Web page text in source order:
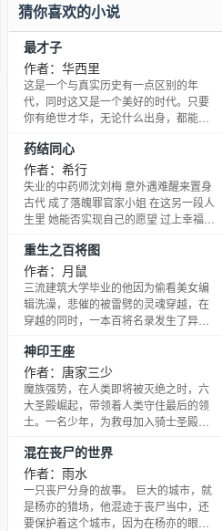
断肢可以短时间重新生长，鹰的视力可
以看到10公里外的老鼠，变色龙的皮肤
可以变幻颜色，而有的生物可以冬眠，
几十年几百年不吃东西…… 这些生物的
特殊能力，都是他的天赋！
猜你喜欢的小说
最才子
作者：华西里
这是一个与真实历史有一点区别的年
代，同时这又是一个美好的时代。只要
你有绝世才华，无论什么出身，都能依
现代人，有着超越古人几百年的知识积
累，和对历史的先知先绝，自然多智近
于妖。 唐诗、宋词、八大家散文，让主
角登上这个时代的文化颠峰。至于八股
时文，科场仕进，不过是主角闲着无聊
略微有些不同的大明朝，写的就是这么
一个在现代普通到不能再普
药结同心
作者：希行
失业的中药师沈刘梅 意外遇难醒来置身
古代 成了落魄罪官家小姐 在这另一段人
生里 她能否实现自己的愿望 过上幸福美
重生之百将图
作者：月鼠
三流建筑大学毕业的他因为偷看美女编
辑洗澡，悲催的被雷劈的灵魂穿越，在
穿越的同时，一本百将名录发生了异
球上一百名名将的能力，开始了自己波
澜壮阔的异界之行。 青鸾枪神赵云，雷
神小霸王李元霸，杀神白起，一个个璀
璨的名字 伴随着那霸业千秋，永久的在
这片异界大陆上流传，哪怕过去千年，
戟，三双金银锏，四对盖世名锤，五架
神兵车，六张赫赫名弓，
神印王座
作者：唐家三少
魔族强势，在人类即将被灭绝之时，六
大圣殿崛起，带领着人类守住最后的领
土。一名少年，为救母加入骑士圣殿，
人类六大圣殿与魔族七十二柱魔神相互
倾轧的世界，他能否登上象征着骑士最
高荣耀的神印王座？
混在丧尸的世界
作者：雨水
一只丧尸分身的故事。 巨大的城市，就
是杨亦的猎场，他混迹于丧尸当中，还
要保护着这个城市，因为在杨亦的眼